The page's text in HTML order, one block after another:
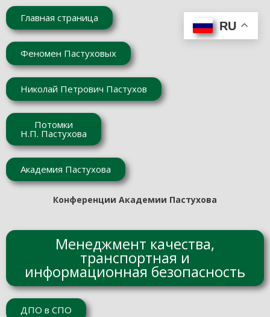
Главная страница
Феномен Пастуховых
Николай Петрович Пастухов
Потомки
Н.П. Пастухова
Академия Пастухова
Конференции Академии Пастухова
Менеджмент качества,
транспортная и
информационная безопасность
ДПО в СПО
RU